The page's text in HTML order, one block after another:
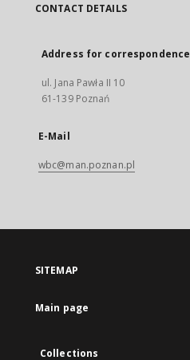
CONTACT DETAILS
Address for correspondence
ul. Jana Pawła II 10
61-139 Poznań
E-Mail
wbc@man.poznan.pl
SITEMAP
Main page
Collections